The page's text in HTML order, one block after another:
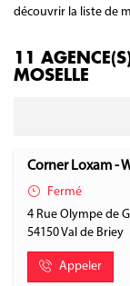
découvrir la liste de
11
MOSELLE
Corner Loxam -
Fermé
4 Rue Olympe de
54150Val de Briey
Appeler